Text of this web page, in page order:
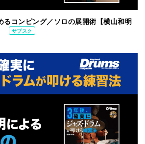
るコンピング／ソロの展開術【横山和明
サブスク